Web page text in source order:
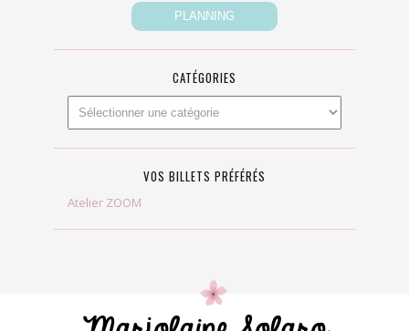
CATÉGORIES
VOS BILLETS PRÉFÉRÉS
Atelier ZOOM